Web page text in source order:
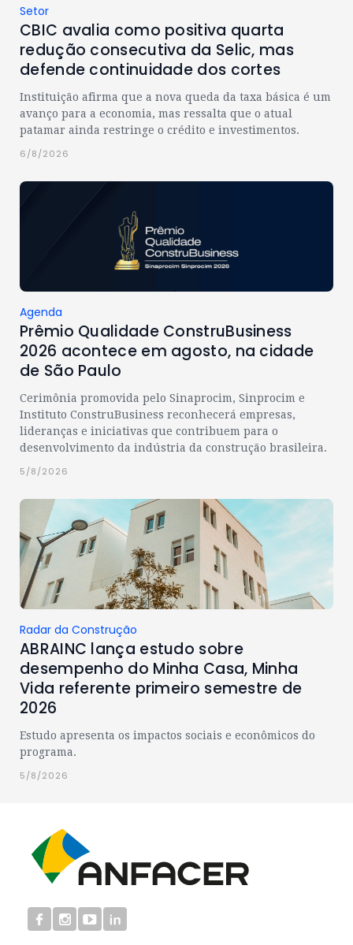
Setor
CBIC avalia como positiva quarta
redução consecutiva da Selic, mas
defende continuidade dos cortes
Instituição afirma que a nova queda da taxa básica é um
avanço para a economia, mas ressalta que o atual
patamar ainda restringe o crédito e investimentos.
6/8/2026
Agenda
Prêmio Qualidade ConstruBusiness
2026 acontece em agosto, na cidade
de São Paulo
Cerimônia promovida pelo Sinaprocim, Sinprocim e
Instituto ConstruBusiness reconhecerá empresas,
lideranças e iniciativas que contribuem para o
desenvolvimento da indústria da construção brasileira.
5/8/2026
Radar da Construção
ABRAINC lança estudo sobre
desempenho do Minha Casa, Minha
Vida referente primeiro semestre de
2026
Estudo apresenta os impactos sociais e econômicos do
programa.
5/8/2026